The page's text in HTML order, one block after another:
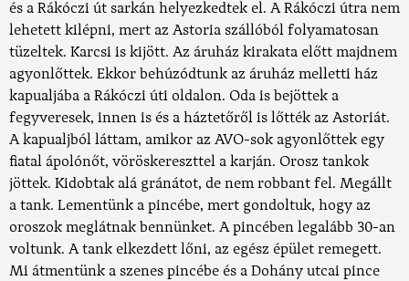
és a Rákóczi út sarkán helyezkedtek el. A Rákóczi útra nem
lehetett kilépni, mert az Astoria szállóból folyamatosan
tüzeltek. Karcsi is kijött. Az áruház kirakata előtt majdnem
agyonlőttek. Ekkor behúzódtunk az áruház melletti ház
kapualjába a Rákóczi úti oldalon. Oda is bejöttek a
fegyveresek, innen is és a háztetőről is lőtték az Astoriát.
A kapualjból láttam, amikor az AVO-sok agyonlőttek egy
fiatal ápolónőt, vöröskereszttel a karján. Orosz tankok
jöttek. Kidobtak alá gránátot, de nem robbant fel. Megállt
a tank. Lementünk a pincébe, mert gondoltuk, hogy az
oroszok meglátnak bennünket. A pincében legalább 30-an
voltunk. A tank elkezdett lőni, az egész épület remegett.
Mi átmentünk a szenes pincébe és a Dohány utcai pince